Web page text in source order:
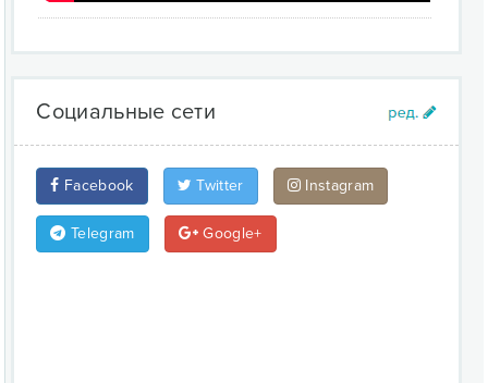
Социальные сети
Facebook Twitter Instagram
Telegram Google+